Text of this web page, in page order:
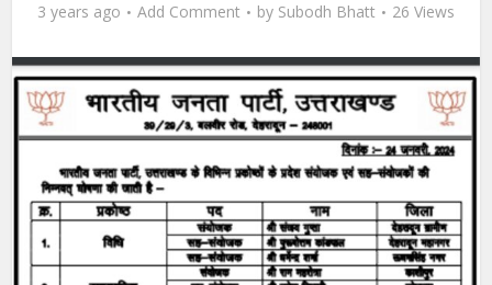
3 years ago Add Comment by Subodh Bhatt 26 Views